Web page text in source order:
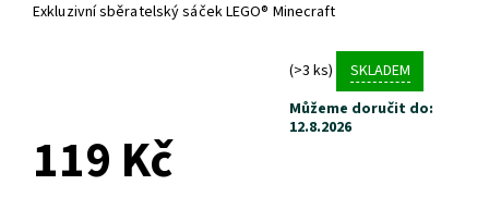
Exkluzivní sběratelský sáček LEGO® Minecraft
(>3 ks)
SKLADEM
Můžeme doručit do:
12.8.2026
119 Kč